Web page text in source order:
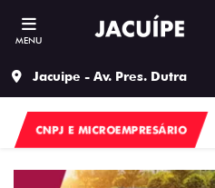
MENU
Jacuipe - Av. Pres. Dutra
CNPJ E MICROEMPRESÁRIO